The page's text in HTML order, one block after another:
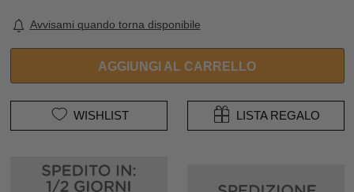
Avvisami quando torna disponibile
AGGIUNGI AL CARRELLO
WISHLIST LISTA REGALO